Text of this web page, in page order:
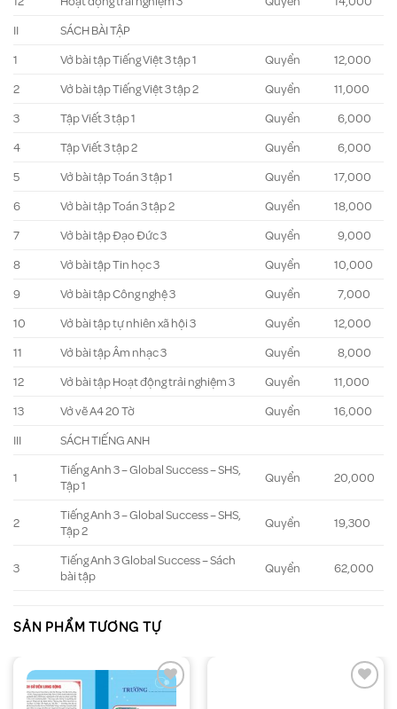
II
SÁCH BÀI TẬP
1
Vở bài tập Tiếng Việt 3 tập 1 Quyển
12,000
2
Vở bài tập Tiếng Việt 3 tập 2 Quyển
11,000
3
Tập Viết 3 tập 1 Quyển
6,000
4
Tập Viết 3 tập 2 Quyển
6,000
5
Vở bài tập Toán 3 tập 1 Quyển
17,000
6
Vở bài tập Toán 3 tập 2 Quyển
18,000
7
Vở bài tập Đạo Đức 3 Quyển
9,000
8
Vở bài tập Tin học 3 Quyển
10,000
9
Vở bài tập Công nghệ 3 Quyển
7,000
10
Vở bài tập tự nhiên xã hội 3 Quyển
12,000
11
Vở bài tập Âm nhạc 3 Quyển
8,000
12
Vở bài tập Hoạt động trải nghiệm 3 Quyển
11,000
13
Vở vẽ A4 20 Tờ Quyển
16,000
III
SÁCH TIẾNG ANH
1
Tiếng Anh 3 – Global Success – SHS,
Tập 1
Quyển 20,000
2
Tiếng Anh 3 – Global Success – SHS,
Tập 2
Quyển 19,300
3
Tiếng Anh 3 Global Success – Sách
bài tập
Quyển 62,000
SẢN PHẨM TƯƠNG TỰ